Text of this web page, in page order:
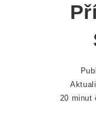
20 minut